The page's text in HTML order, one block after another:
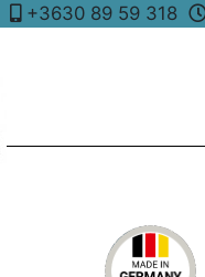
+3630 89 59 318